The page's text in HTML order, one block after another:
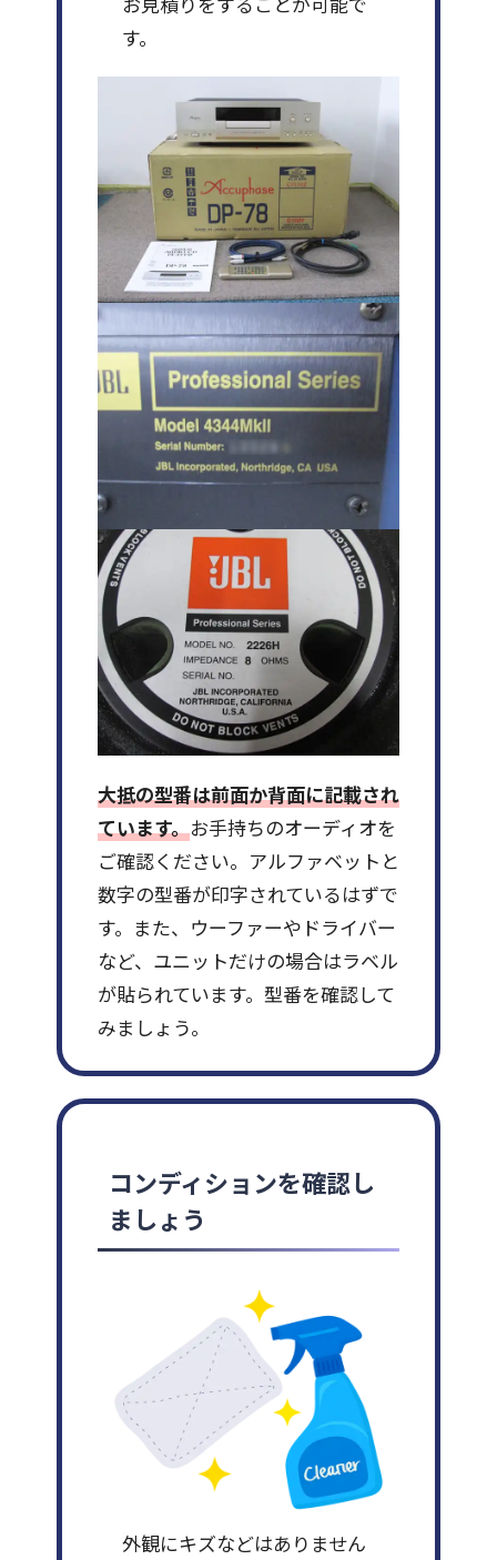
す。
大抵の型番は前面か背面に記載され
ています。お手持ちのオーディオを
ご確認ください。アルファベットと
数字の型番が印字されているはずで
す。また、ウーファーやドライバー
など、ユニットだけの場合はラベル
が貼られています。型番を確認して
みましょう。
コンディションを確認し
ましょう
外観にキズなどはありません